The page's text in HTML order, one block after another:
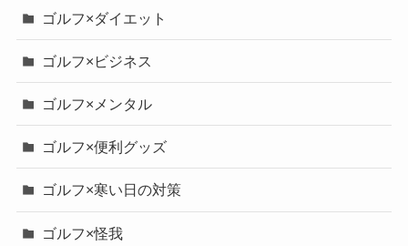
ゴルフ×ダイエット
ゴルフ×ビジネス
ゴルフ×メンタル
ゴルフ×便利グッズ
ゴルフ×寒い日の対策
ゴルフ×怪我